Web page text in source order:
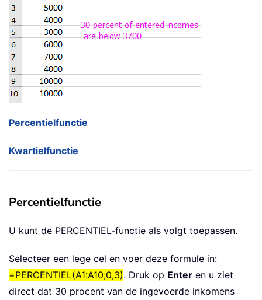
Percentielfunctie
Kwartielfunctie
Percentielfunctie
U kunt de PERCENTIEL-functie als volgt toepassen.
Selecteer een lege cel en voer deze formule in:
=PERCENTIEL(A1:A10;0,3). Druk op Enter en u ziet
direct dat 30 procent van de ingevoerde inkomens